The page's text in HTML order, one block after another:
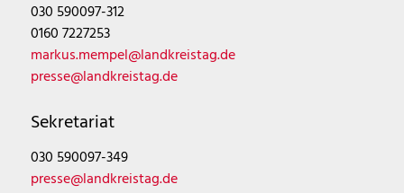
030 590097-312
0160 7227253
markus.mempel@landkreistag.de
presse@landkreistag.de
Sekretariat
030 590097-349
presse@landkreistag.de